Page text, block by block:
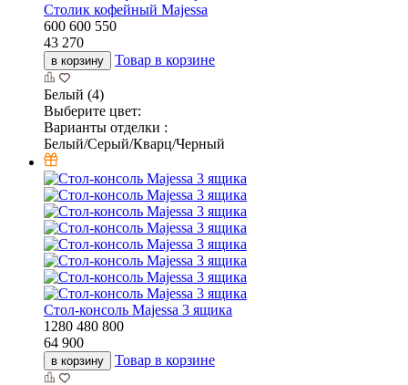
Столик кофейный Majessa
600 600 550
43 270
в корзину Товар в корзине
Белый (4)
Выберите цвет:
Варианты отделки :
Белый/Серый/Кварц/Черный
Стол-консоль Majessa 3 ящика
1280 480 800
64 900
в корзину Товар в корзине